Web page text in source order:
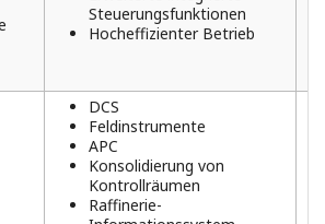
Steuerungsfunktionen
Hocheffizienter Betrieb
DCS
Feldinstrumente
APC
Konsolidierung von
Kontrollräumen
Raffinerie-